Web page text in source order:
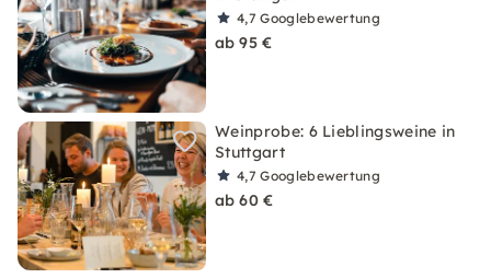
4,7Googlebewertung
ab 95 €
Weinprobe: 6 Lieblingsweine in
Stuttgart
4,7Googlebewertung
ab 60 €